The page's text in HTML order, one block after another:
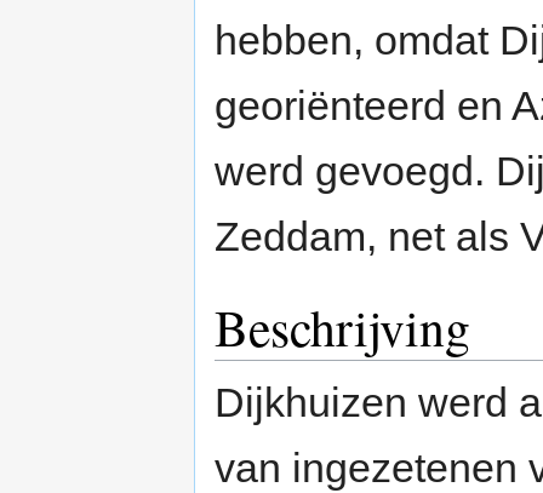
hebben, omdat
georiënteerd en
werd gevoegd.
Zeddam, net als
Beschrijving
Dijkhuizen werd
van ingezetenen